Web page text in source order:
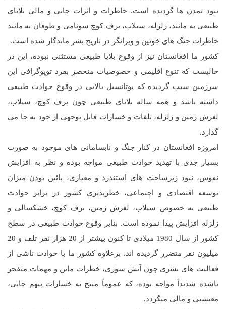
نبود تمدن ها گردیده است. خاطرات و اثرات جانی و مالی بلایای
طبیعی به مانند، زلزله، سیلاب، برف کوچ سونامی و طوفان به مانند
خاطرات جنگ های خونین و ویرانگر در تاریخ بشر ماندگار شده است.
کشور ما افغانستان نیز از وقوع بلایا طبیعی مستثنی نبوده، این در
حالیست که تنوع اقلیمی و خصوصیات منحصر بفرد توپوگرافی این
سرزمین سبب گردیده که پوتانسیل بالایی در وقوع حوادث طبیعی
داشته باشد و همه ساله بلایای طبیعی چون برف کوچ، سیلاب،
لغزش زمین و زلزله، تلفات و خسارات قابل توجهی از خود به جا می
گذارد.
امروزه افغانستان در کنار جنگ و نابسامانی های موجود به صورت
بسیار جدی با تهدید حوادث طبیعی مواجه بوده و نظر به افزایش
نفوس، نبود زیرساخت های استندرد و معیاری، پائین بودن میزان
توسعه اقتصادی و اجتماعی، خطرپذیری کشور در برابر حوادث
طبیعی به خصوص سیلاب، لغزش زمین، برف کوچ، خشکسالی و
زلزله افزایش پیدا نموده است. بنابر وقوع حوادث طبیعی در سطح
کشور از سال 1980 میلادی تا کنون بیشتر از 20 هزار نفر تلف و 20
میلیون نفر متضرر گردیده اند. برعلاوه کشور ما با حوادث ناشی از
فعالیت های بشری چون آتش سوزی، خطرات ماین و مهمات منفجر
ناشده شدیداً مواجه بوده، که عموماً منتج به خسارات پیهم جانی،
معیشتی و مالی میگردد.